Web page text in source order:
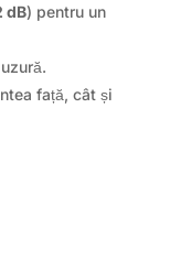
dB) pentru un
față, cât și